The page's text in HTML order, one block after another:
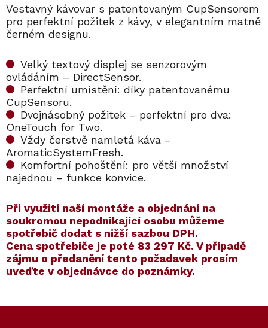
Vestavný kávovar s patentovaným CupSensorem
pro perfektní požitek z kávy, v elegantním matně
černém designu.
Velký textový displej se senzorovým
ovládáním – DirectSensor.
Perfektní umístění: díky patentovanému
CupSensoru.
Dvojnásobný požitek – perfektní pro dva:
OneTouch for Two.
Vždy čerstvě namletá káva –
AromaticSystemFresh.
Komfortní pohoštění: pro větší množství
najednou – funkce konvice.
​​Při využití naší montáže a objednání na
soukromou nepodnikající osobu můžeme
spotřebič dodat s nižší sazbou DPH.
Cena spotřebiče je poté 83 297 Kč. V případě
zájmu o předanění tento požadavek prosím
uveďte v objednávce do poznámky.